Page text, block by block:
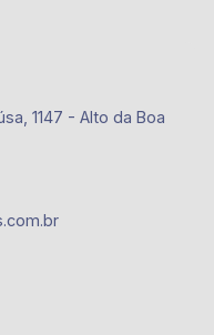
1147 - Alto da Boa